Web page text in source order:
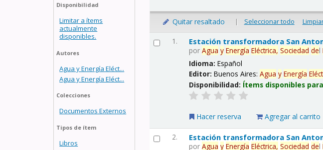
Disponibilidad
Limitar a ítems
actualmente
disponibles.
Autores
Agua y Energía Eléct...
Agua y Energía Eléct...
Colecciones
Documentos Externos
Tipos de ítem
Libros
Quitar resaltado | Seleccionar todo
1. Estación transformadora San
porAgua y Energía Eléctrica, Sociedad del
Idioma:Español
Editor:Buenos Aires:Agua y Energía
Disponibilidad: Ítems disponibles
Hacer reserva Agregar al carrito
2. Estación transformadora San
porAgua y Energía Eléctrica, Sociedad del